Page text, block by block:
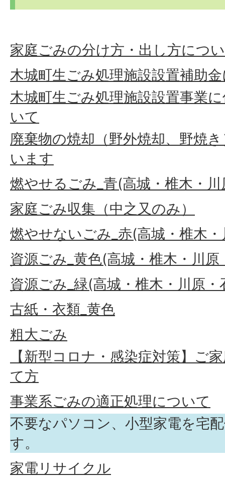
家庭ごみの分け方・出し方につ
木城町生ごみ処理施設設置補助
木城町生ごみ処理施設設置事業
いて
廃棄物の焼却（野外焼却、野焼
います
燃やせるごみ_青(高城・椎木・
家庭ごみ収集（中之又のみ）
燃やせないごみ_赤(高城・椎木
資源ごみ_黄色(高城・椎木・川原
資源ごみ_緑(高城・椎木・川原・
古紙・衣類_黄色
粗大ごみ
【新型コロナ・感染症対策】ご
て方
事業系ごみの適正処理について
不要なパソコン、小型家電を宅
す。
家電リサイクル